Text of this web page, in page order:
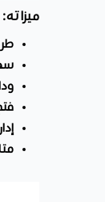
ميزاته: